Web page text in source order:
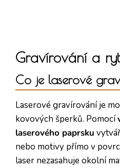
Gravírování a
Co je laserové
Laserové gravírování je
kovových šperků. Pomocí
laserového paprsku
nebo motivy přímo v
laser nezasahuje okolní